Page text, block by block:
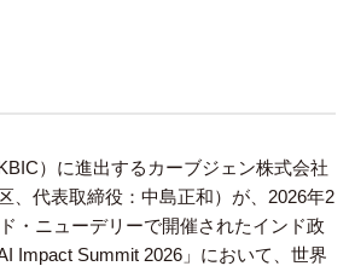
）に進出するカーブジェン株式会社
、代表取締役：中島正和）が、2026年2
・ニューデリーで開催されたインド政
Impact Summit 2026」において、世界